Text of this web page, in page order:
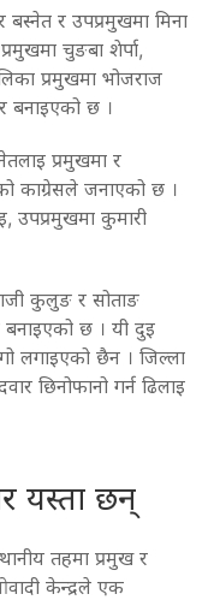
बस्नेत र उपप्रमुखमा मिना
चुङबा शेर्पा,
प्रमुखमा भोजराज
बनाइएको छ ।
प्रमुखमा र
काग्रेसले जनाएको छ ।
उपप्रमुखमा कुमारी
कुलुङ र सोताङ
बनाइएको छ । यी दुइ
लगाइएको छैन । जिल्ला
छिनोफानो गर्न ढिलाइ
यस्ता छन्
तहमा प्रमुख र
केन्द्रले एक